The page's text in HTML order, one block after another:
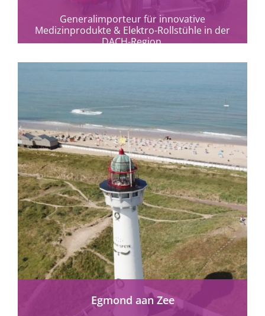
Generalimporteur für innovative
Medizinprodukte & Elektro-Rollstühle in der
DACH-Region.
mehr erfahren
Egmond aan Zee